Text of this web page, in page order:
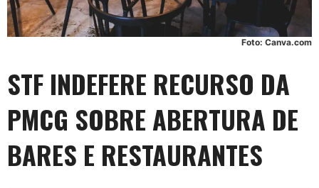
Foto: Canva.com
STF INDEFERE RECURSO DA
PMCG SOBRE ABERTURA DE
BARES E RESTAURANTES